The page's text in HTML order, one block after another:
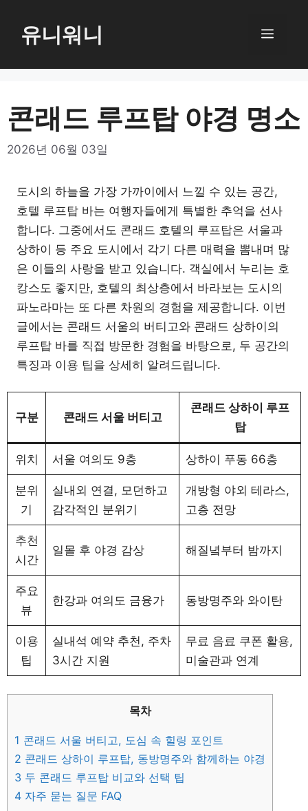
로
뛰
기
유니워니 메
콘래드 루프탑 야경 명소
2026년 06월 03일
도시의 하늘을 가장 가까이에서 느낄 수 있는 공간,
호텔 루프탑 바는 여행자들에게 특별한 추억을 선사
합니다. 그중에서도 콘래드 호텔의 루프탑은 서울과
상하이 등 주요 도시에서 각기 다른 매력을 뽐내며 많
은 이들의 사랑을 받고 있습니다. 객실에서 누리는 호
캉스도 좋지만, 호텔의 최상층에서 바라보는 도시의
파노라마는 또 다른 차원의 경험을 제공합니다. 이번
글에서는 콘래드 서울의 버티고와 콘래드 상하이의
루프탑 바를 직접 방문한 경험을 바탕으로, 두 공간의
특징과 이용 팁을 상세히 알려드립니다.
구분 콘래드 서울 버티고
콘래드 상하이 루프
탑
위치 서울 여의도 9층 상하이 푸동 66층
분위
기
실내외 연결, 모던하고
감각적인 분위기
개방형 야외 테라스,
고층 전망
추천
시간
일몰 후 야경 감상 해질녘부터 밤까지
주요
뷰
한강과 여의도 금융가 동방명주와 와이탄
이용
팁
실내석 예약 추천, 주차
3시간 지원
무료 음료 쿠폰 활용,
미술관과 연계
목차
1 콘래드 서울 버티고, 도심 속 힐링 포인트
2 콘래드 상하이 루프탑, 동방명주와 함께하는 야경
3 두 콘래드 루프탑 비교와 선택 팁
4 자주 묻는 질문 FAQ